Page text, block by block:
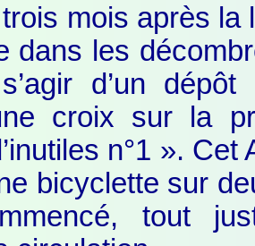
mois après la
dans les
d’un
croix sur la
n°1 ».
bicyclette sur
tout